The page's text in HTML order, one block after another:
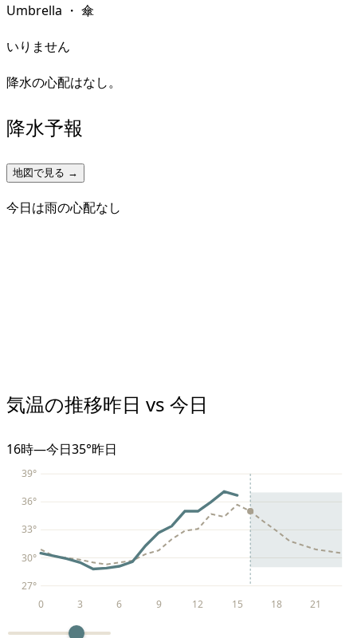
Umbrella ・ 傘
いりません
降水の心配はなし。
降水予報
地図で見る →
今日は雨の心配なし
気温の推移昨日 vs 今日
16時—今日35°昨日
27°
30°
33°
36°
39°
0 3 6 9 12 15 18 21